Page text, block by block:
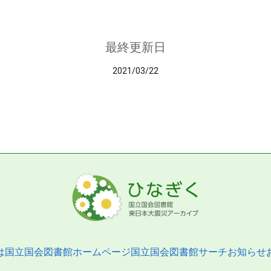
最終更新日
2021/03/22
国立国会図書館ホームページ国立国会図書館サーチお知らせ